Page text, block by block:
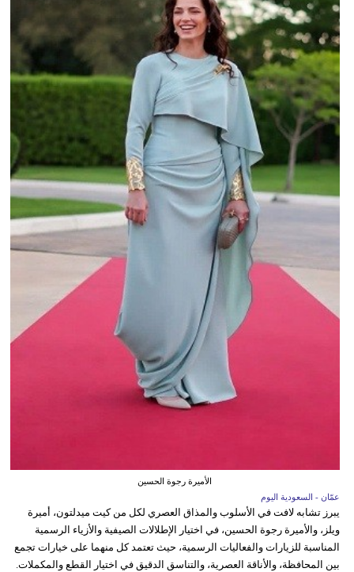
الأميرة رجوة الحسين
عمّان - السعودية اليوم
يبرز تشابه لافت في الأسلوب والمذاق العصري لكل من كيت ميدلتون، أميرة
ويلز، والأميرة رجوة الحسين، في اختيار الإطلالات الصيفية والأزياء الرسمية
المناسبة للزيارات والفعاليات الرسمية، حيث تعتمد كل منهما على خيارات تجمع
بين المحافظة، والأناقة العصرية، والتناسق الدقيق في اختيار القطع والمكملات.